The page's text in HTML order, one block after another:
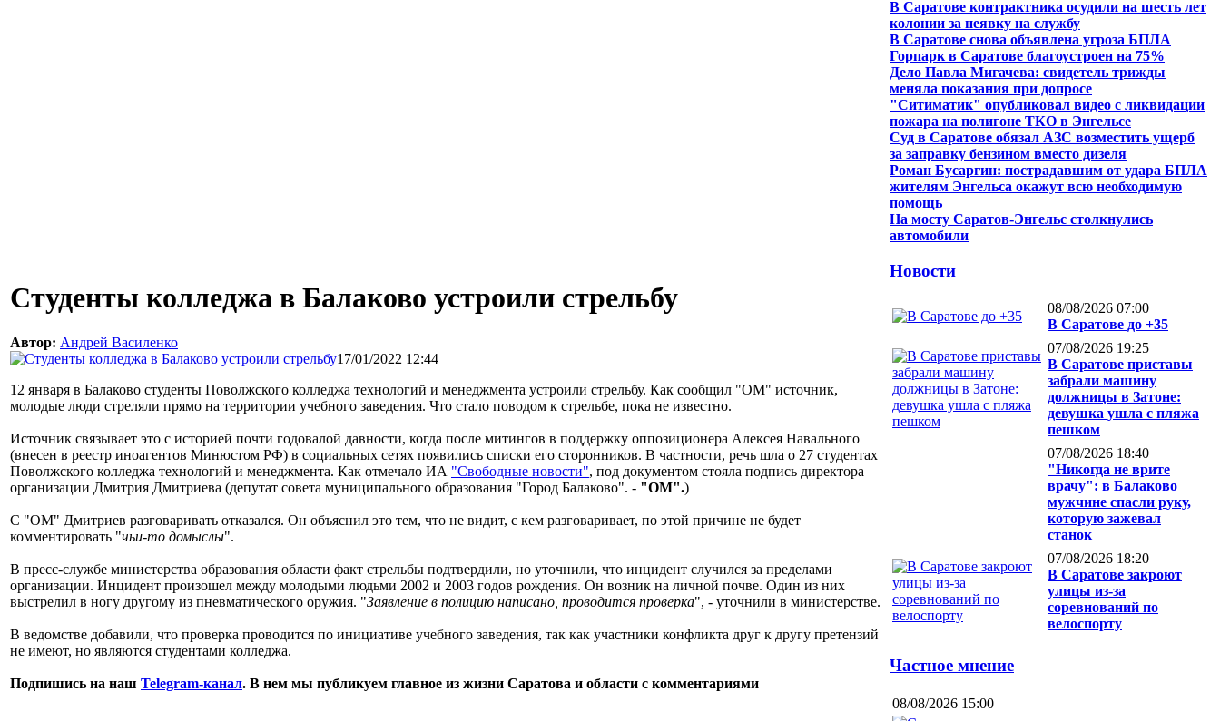
Студенты колледжа в Балаково устроили стрельбу
Автор: Андрей Василенко
17/01/2022 12:44
12 января в Балаково студенты Поволжского колледжа технологий и менеджмента устроили стрельбу. Как сообщил "ОМ" источник,
молодые люди стреляли прямо на территории учебного заведения. Что стало поводом к стрельбе, пока не известно.
Источник связывает это с историей почти годовалой давности, когда после митингов в поддержку оппозиционера Алексея Навального
(внесен в реестр иноагентов Минюстом РФ) в социальных сетях появились списки его сторонников. В частности, речь шла о 27 студентах
Поволжского колледжа технологий и менеджмента. Как отмечало ИА "Свободные новости", под документом стояла подпись директора
организации Дмитрия Дмитриева (депутат совета муниципального образования "Город Балаково". - "ОМ".)
С "ОМ" Дмитриев разговаривать отказался. Он объяснил это тем, что не видит, с кем разговаривает, по этой причине не будет
комментировать "чьи-то домыслы".
В пресс-службе министерства образования области факт стрельбы подтвердили, но уточнили, что инцидент случился за пределами
организации. Инцидент произошел между молодыми людьми 2002 и 2003 годов рождения. Он возник на личной почве. Один из них
выстрелил в ногу другому из пневматического оружия. "Заявление в полицию написано, проводится проверка", - уточнили в министерстве.
В ведомстве добавили, что проверка проводится по инициативе учебного заведения, так как участники конфликта друг к другу претензий
не имеют, но являются студентами колледжа.
Подпишись на наш Telegram-канал. В нем мы публикуем главное из жизни Саратова и области с комментариями
В Саратове контрактника осудили на шесть лет
колонии за неявку на службу
В Саратове снова объявлена угроза БПЛА
Горпарк в Саратове благоустроен на 75%
Дело Павла Мигачева: свидетель трижды
меняла показания при допросе
"Ситиматик" опубликовал видео с ликвидации
пожара на полигоне ТКО в Энгельсе
Суд в Саратове обязал АЗС возместить ущерб
за заправку бензином вместо дизеля
Роман Бусаргин: пострадавшим от удара БПЛА
жителям Энгельса окажут всю необходимую
помощь
На мосту Саратов-Энгельс столкнулись
автомобили
Новости
08/08/2026 07:00
В Саратове до +35
07/08/2026 19:25
В Саратове приставы
забрали машину
должницы в Затоне:
девушка ушла с пляжа
пешком
07/08/2026 18:40
"Никогда не врите
врачу": в Балаково
мужчине спасли руку,
которую зажевал
станок
07/08/2026 18:20
В Саратове закроют
улицы из-за
соревнований по
велоспорту
Частное мнение
08/08/2026 15:00